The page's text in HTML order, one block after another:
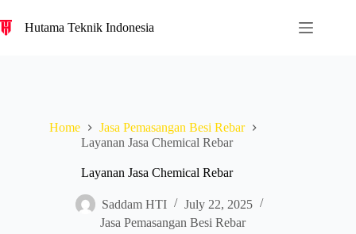
Hutama Teknik Indonesia
Home
Jasa Pemasangan Besi Rebar
Layanan Jasa Chemical Rebar
Layanan Jasa Chemical Rebar
Saddam HTI
July 22, 2025
Jasa Pemasangan Besi Rebar